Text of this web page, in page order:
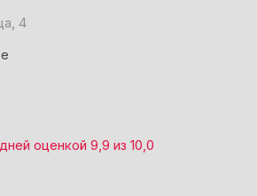
4
оценкой 9,9 из 10,0